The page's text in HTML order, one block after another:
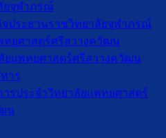
ยจุฬาภรณ์
ประธานราชวิทยาลัยจุฬาภรณ์
ทยศาสตร์ศรีสวางควัฒน
ยแพทยศาสตร์ศรีสวางควัฒน
าร
รประจำวิทยาลัยแพทยศาสตร์
น